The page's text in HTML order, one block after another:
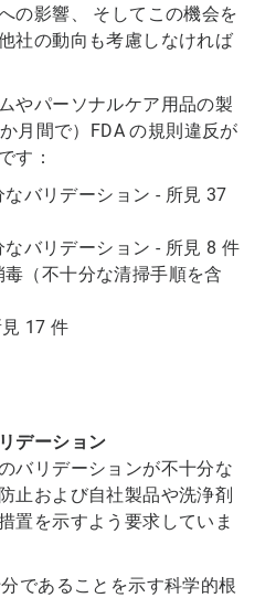
の影響、 そしてこの機会を
社の動向も考慮しなければ
やパーソナルケア用品の製
月間で）FDA の規則違反が
す：
バリデーション - 所見 37
バリデーション - 所見 8 件
（不十分な清掃手順を含
17 件
デーション
バリデーションが不十分な
止および自社製品や洗浄剤
置を示すよう要求していま
であることを示す科学的根